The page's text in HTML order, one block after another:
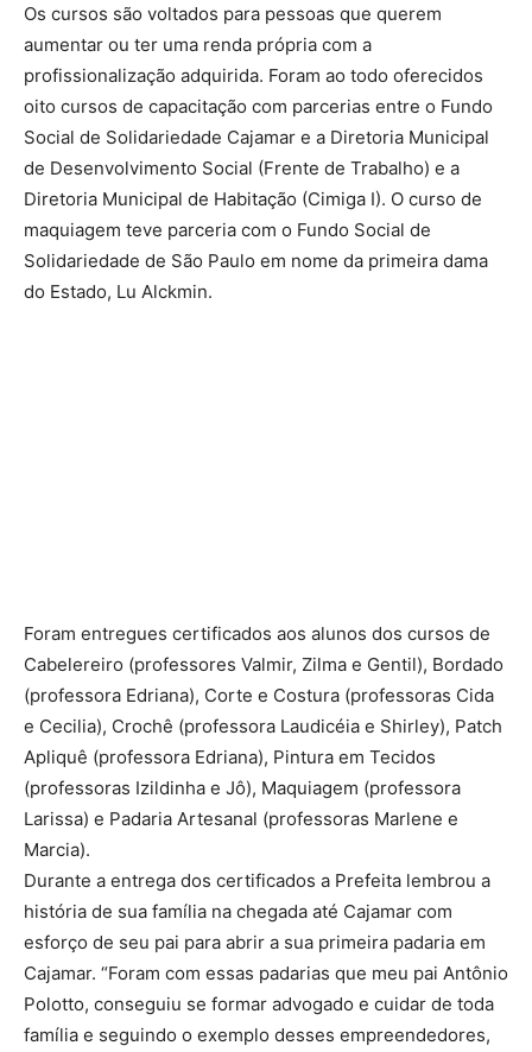
Os cursos são voltados para pessoas que querem
aumentar ou ter uma renda própria com a
profissionalização adquirida. Foram ao todo oferecidos
oito cursos de capacitação com parcerias entre o Fundo
Social de Solidariedade Cajamar e a Diretoria Municipal
de Desenvolvimento Social (Frente de Trabalho) e a
Diretoria Municipal de Habitação (Cimiga I). O curso de
maquiagem teve parceria com o Fundo Social de
Solidariedade de São Paulo em nome da primeira dama
do Estado, Lu Alckmin.
Foram entregues certificados aos alunos dos cursos de
Cabelereiro (professores Valmir, Zilma e Gentil), Bordado
(professora Edriana), Corte e Costura (professoras Cida
e Cecilia), Crochê (professora Laudicéia e Shirley), Patch
Apliquê (professora Edriana), Pintura em Tecidos
(professoras Izildinha e Jô), Maquiagem (professora
Larissa) e Padaria Artesanal (professoras Marlene e
Marcia).
Durante a entrega dos certificados a Prefeita lembrou a
história de sua família na chegada até Cajamar com
esforço de seu pai para abrir a sua primeira padaria em
Cajamar. “Foram com essas padarias que meu pai Antônio
Polotto, conseguiu se formar advogado e cuidar de toda
família e seguindo o exemplo desses empreendedores,